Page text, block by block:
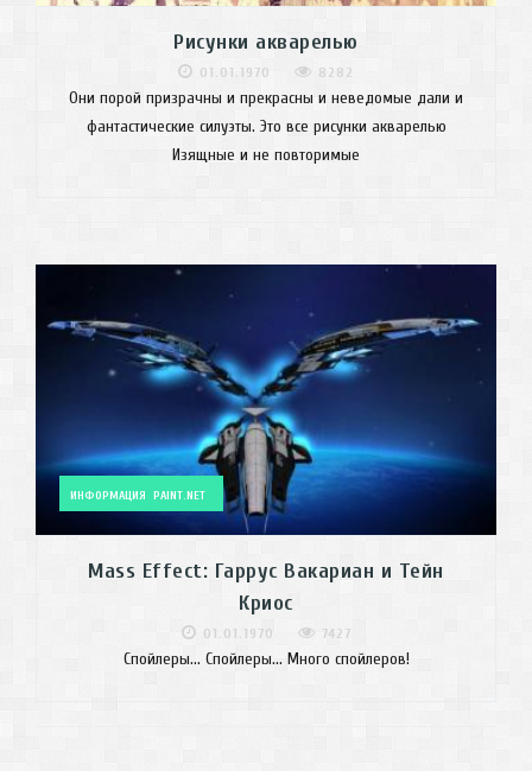
Рисунки акварелью
01.01.1970 8282
Они порой призрачны и прекрасны и неведомые дали и
фантастические силуэты. Это все рисунки акварелью
Изящные и не повторимые
ИНФОРМАЦИЯ PAINT.NET
Mass Effect: Гаррус Вакариан и Тейн
Криос
01.01.1970 7427
Спойлеры... Спойлеры... Много спойлеров!